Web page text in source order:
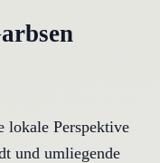
lokale Perspektive
und umliegende